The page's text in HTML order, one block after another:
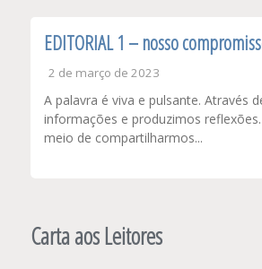
EDITORIAL 1 – nosso
2 de março de 2023
A palavra é viva e pulsante. Através
informações e produzimos
meio de compartilharmos...
Carta aos Leitores